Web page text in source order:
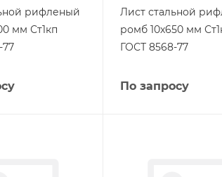
рифленый
мм Ст1кп
Лист стальной
ромб 10х650 мм
ГОСТ 8568-77
По запросу